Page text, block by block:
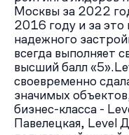
видеодомофон.
Москвы за 2022
2016 году и за
надежного
всегда выполняет
высший балл
своевременно
значимых
бизнес-класса -
Павелецкая, Level